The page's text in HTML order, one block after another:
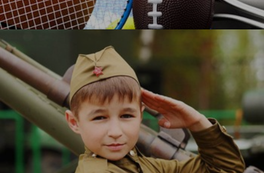
О, спорт!
УЗНАТЬ БОЛЬШЕ